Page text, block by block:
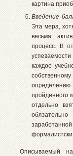
картина
Введение
Эта мера,
весьма
процесс. В
каждое
пройденного
отдельно
Описываемый